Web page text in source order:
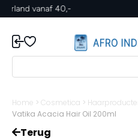
✔ Gratis verzending
Home > Cosmetica >
Vatika Acacia Hair Oil 200ml
Terug